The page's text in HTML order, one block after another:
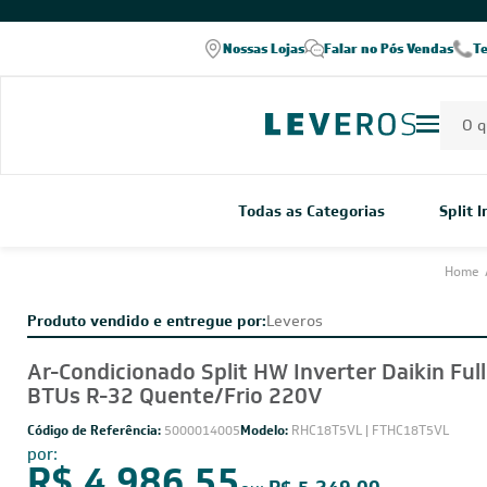
Nossas Lojas Falar no Pós Vendas
Todas as Categorias Split
Home
Produto vendido e entregue por:Leveros
Ar-Condicionado Split HW Inverter Daikin
BTUs R-32 Quente/Frio 220V
Código de Referência: 5000014005Modelo: RHC18T5VL | FTHC18T5VL
por: